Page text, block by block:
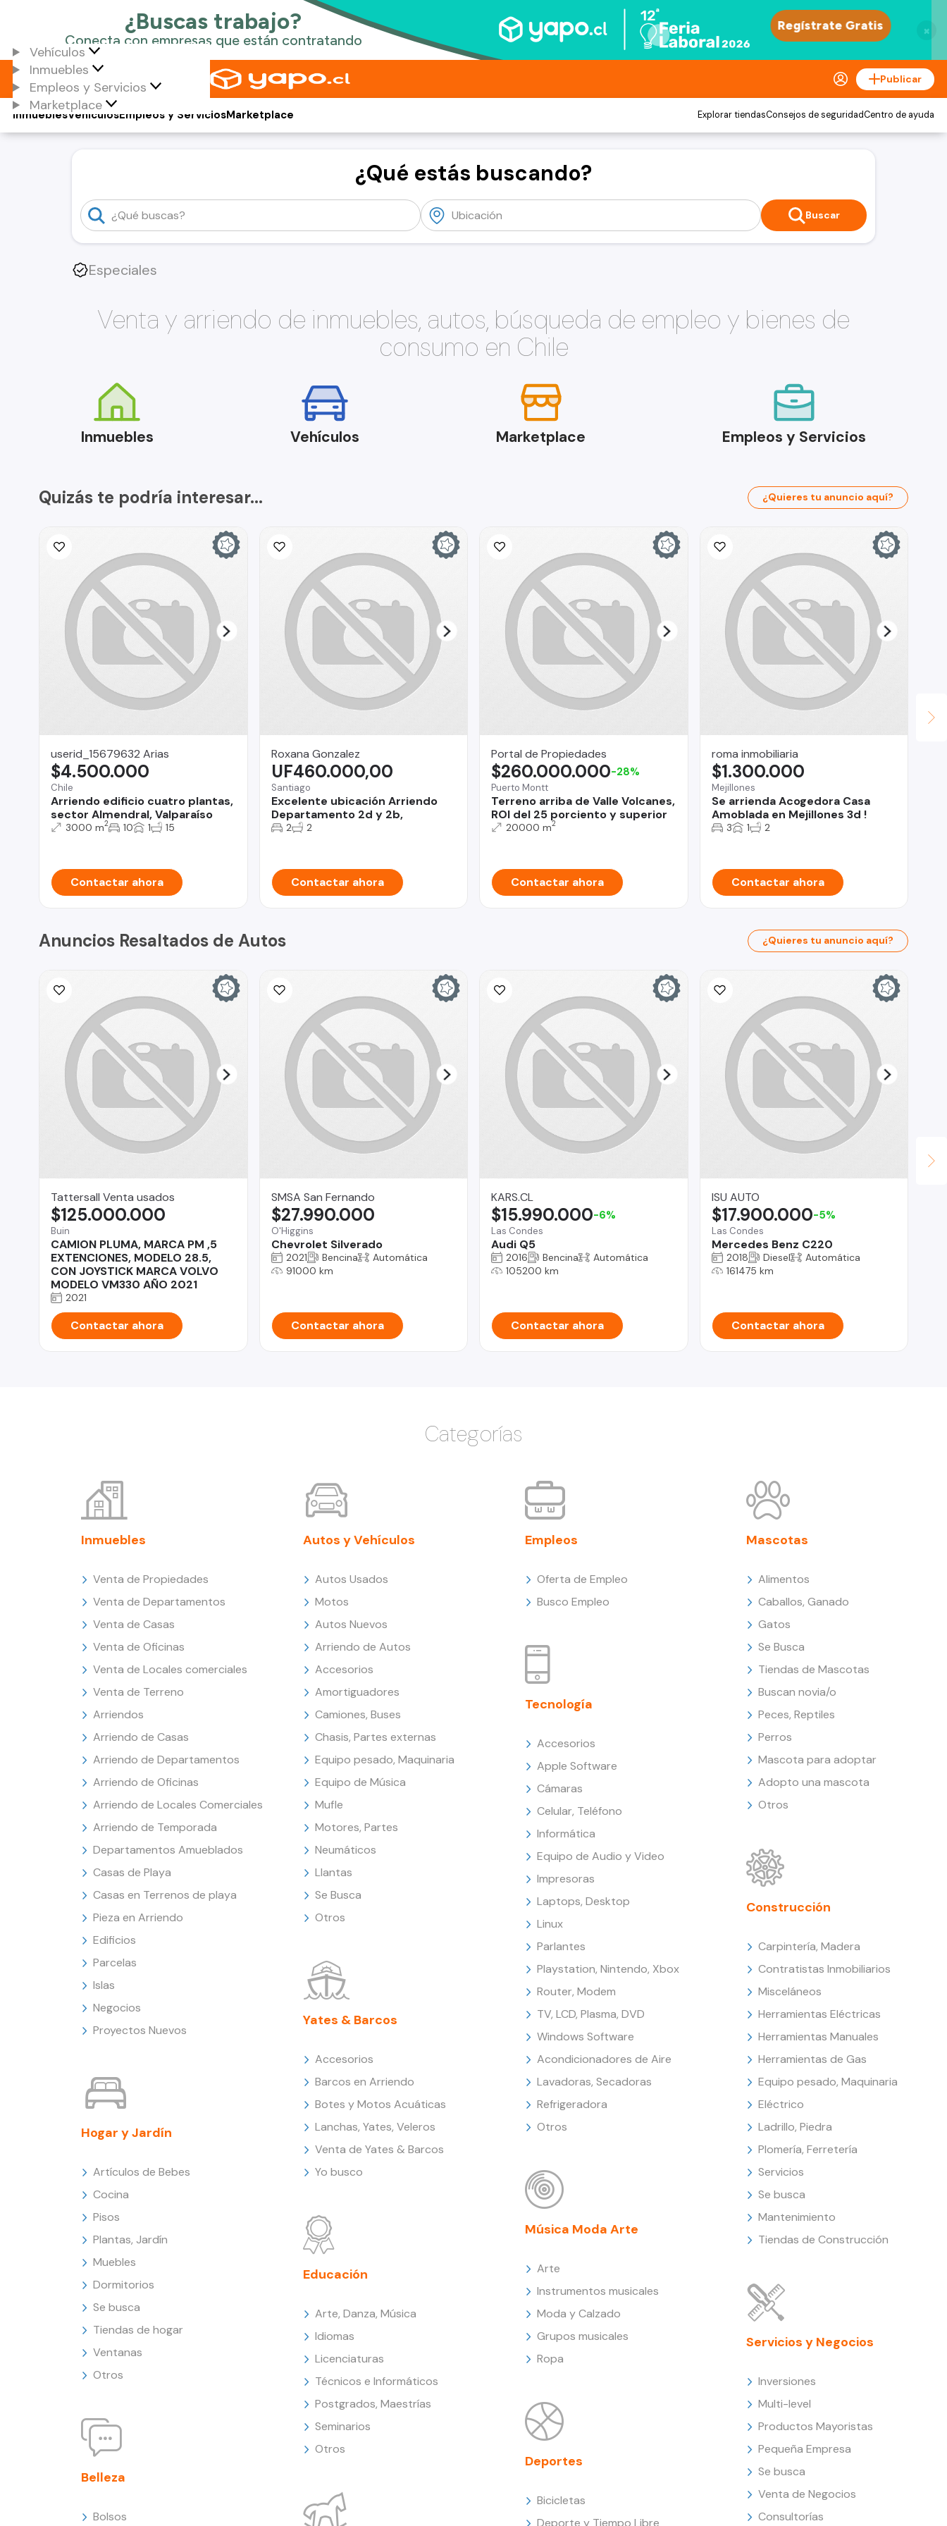
×
Vehículos
Inmuebles
Empleos y Servicios
Marketplace
Publicar
Vehículos
Inmuebles Empleos y ServiciosMarketplace Explorar tiendasConsejos de seguridadCentro de ayuda
¿Qué estás buscando?
Buscar
Especiales
Venta y arriendo de inmuebles, autos, búsqueda de empleo y bienes de
consumo en Chile
Inmuebles Vehículos Marketplace Empleos y Servicios
Quizás te podría interesar... ¿Quieres tu anuncio aquí?
userid_15679632 Arias
Chile
Arriendo edificio cuatro plantas,
sector Almendral, Valparaíso
$4.500.000
3000 m2 10 1 15
Contactar ahora
Roxana Gonzalez
Santiago
Excelente ubicación Arriendo
Departamento 2d y 2b,
UF460.000,00
2 2
Contactar ahora
Portal de Propiedades
Puerto Montt
Terreno arriba de Valle Volcanes,
ROI del 25 porciento y superior
$260.000.000-28%
20000 m2
Contactar ahora
roma inmobiliaria
Mejillones
Se arrienda Acogedora Casa
Amoblada en Mejillones 3d !
$1.300.000
3 1 2
Contactar ahora
Anuncios Resaltados de Autos ¿Quieres tu anuncio aquí?
Tattersall Venta usados
Buin
CAMION PLUMA, MARCA PM ,5
EXTENCIONES, MODELO 28.5,
CON JOYSTICK MARCA VOLVO
MODELO VM330 AÑO 2021
$125.000.000
2021
Contactar ahora
SMSA San Fernando
O'Higgins
Chevrolet Silverado
$27.990.000
2021 Bencina
Automática
91000 km
Contactar ahora
KARS.CL
Las Condes
Audi Q5
$15.990.000-6%
2016 Bencina
Automática
105200 km
Contactar ahora
ISU AUTO
Las Condes
Mercedes Benz C220
$17.900.000-5%
2018 Diesel
Automática
161475 km
Contactar ahora
Categorías
Inmuebles
Venta de Propiedades
Venta de Departamentos
Venta de Casas
Venta de Oficinas
Venta de Locales comerciales
Venta de Terreno
Arriendos
Arriendo de Casas
Arriendo de Departamentos
Arriendo de Oficinas
Arriendo de Locales Comerciales
Arriendo de Temporada
Departamentos Amueblados
Casas de Playa
Casas en Terrenos de playa
Pieza en Arriendo
Edificios
Parcelas
Islas
Negocios
Proyectos Nuevos
Hogar y Jardín
Artículos de Bebes
Cocina
Pisos
Plantas, Jardín
Muebles
Dormitorios
Se busca
Tiendas de hogar
Ventanas
Otros
Belleza
Bolsos
Autos y Vehículos
Autos Usados
Motos
Autos Nuevos
Arriendo de Autos
Accesorios
Amortiguadores
Camiones, Buses
Chasis, Partes externas
Equipo pesado, Maquinaria
Equipo de Música
Mufle
Motores, Partes
Neumáticos
Llantas
Se Busca
Otros
Yates & Barcos
Accesorios
Barcos en Arriendo
Botes y Motos Acuáticas
Lanchas, Yates, Veleros
Venta de Yates & Barcos
Yo busco
Educación
Arte, Danza, Música
Idiomas
Licenciaturas
Técnicos e Informáticos
Postgrados, Maestrías
Seminarios
Otros
Empleos
Oferta de Empleo
Busco Empleo
Tecnología
Accesorios
Apple Software
Cámaras
Celular, Teléfono
Informática
Equipo de Audio y Video
Impresoras
Laptops, Desktop
Linux
Parlantes
Playstation, Nintendo, Xbox
Router, Modem
TV, LCD, Plasma, DVD
Windows Software
Acondicionadores de Aire
Lavadoras, Secadoras
Refrigeradora
Otros
Música Moda Arte
Arte
Instrumentos musicales
Moda y Calzado
Grupos musicales
Ropa
Deportes
Bicicletas
Deporte y Tiempo Libre
Mascotas
Alimentos
Caballos, Ganado
Gatos
Se Busca
Tiendas de Mascotas
Buscan novia/o
Peces, Reptiles
Perros
Mascota para adoptar
Adopto una mascota
Otros
Construcción
Carpintería, Madera
Contratistas Inmobiliarios
Misceláneos
Herramientas Eléctricas
Herramientas Manuales
Herramientas de Gas
Equipo pesado, Maquinaria
Eléctrico
Ladrillo, Piedra
Plomería, Ferretería
Servicios
Se busca
Mantenimiento
Tiendas de Construcción
Servicios y Negocios
Inversiones
Multi-level
Productos Mayoristas
Pequeña Empresa
Se busca
Venta de Negocios
Consultorías